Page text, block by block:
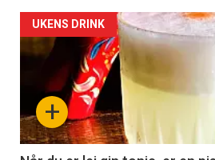
Forsiden
akkurat
nå
-
+
UKENS DRINK